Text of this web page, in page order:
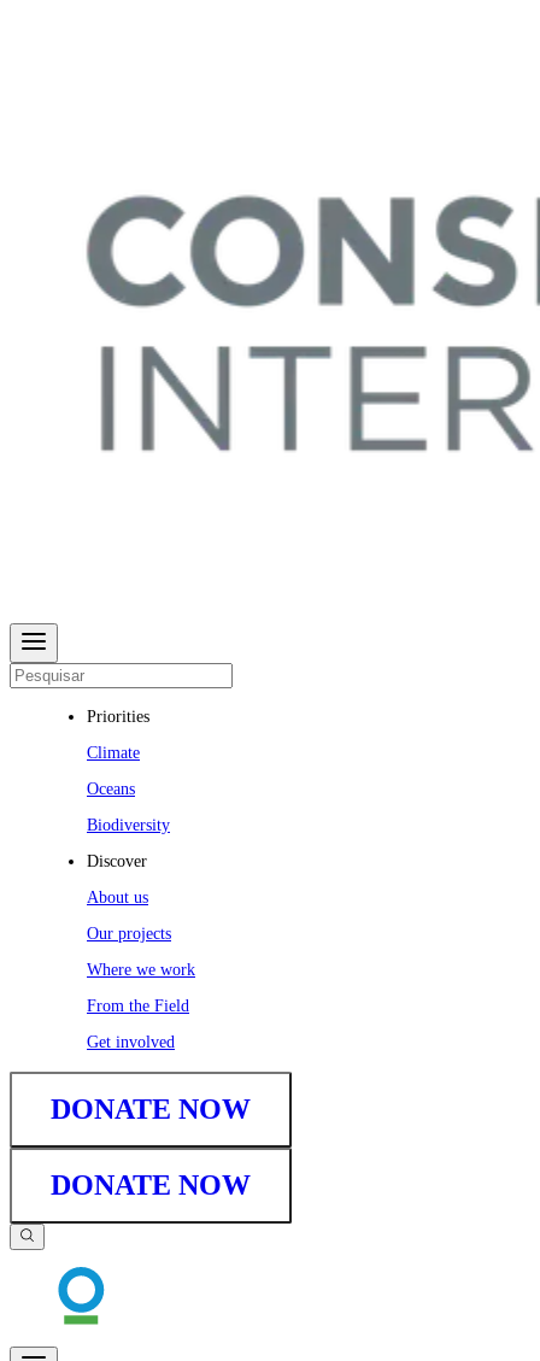
Priorities
Climate
Oceans
Biodiversity
Discover
About us
Our projects
Where we work
From the Field
Get involved
DONATE NOW
DONATE NOW